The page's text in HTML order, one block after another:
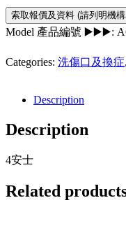
Model 產品編號 ▶️▶️▶️:
Categories: 洗傷口及換症,
Description
Description
4安士
Related